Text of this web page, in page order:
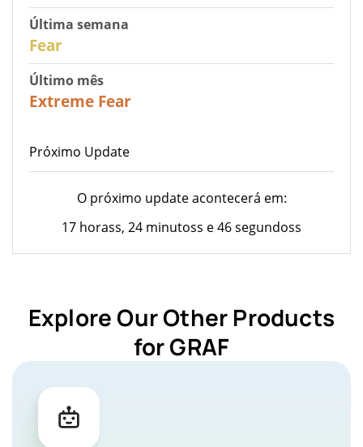
Última semana
Fear
Último mês
Extreme Fear
Próximo Update
O próximo update acontecerá em:
17 horass, 24 minutoss e 46 segundoss
Explore Our Other Products
for GRAF